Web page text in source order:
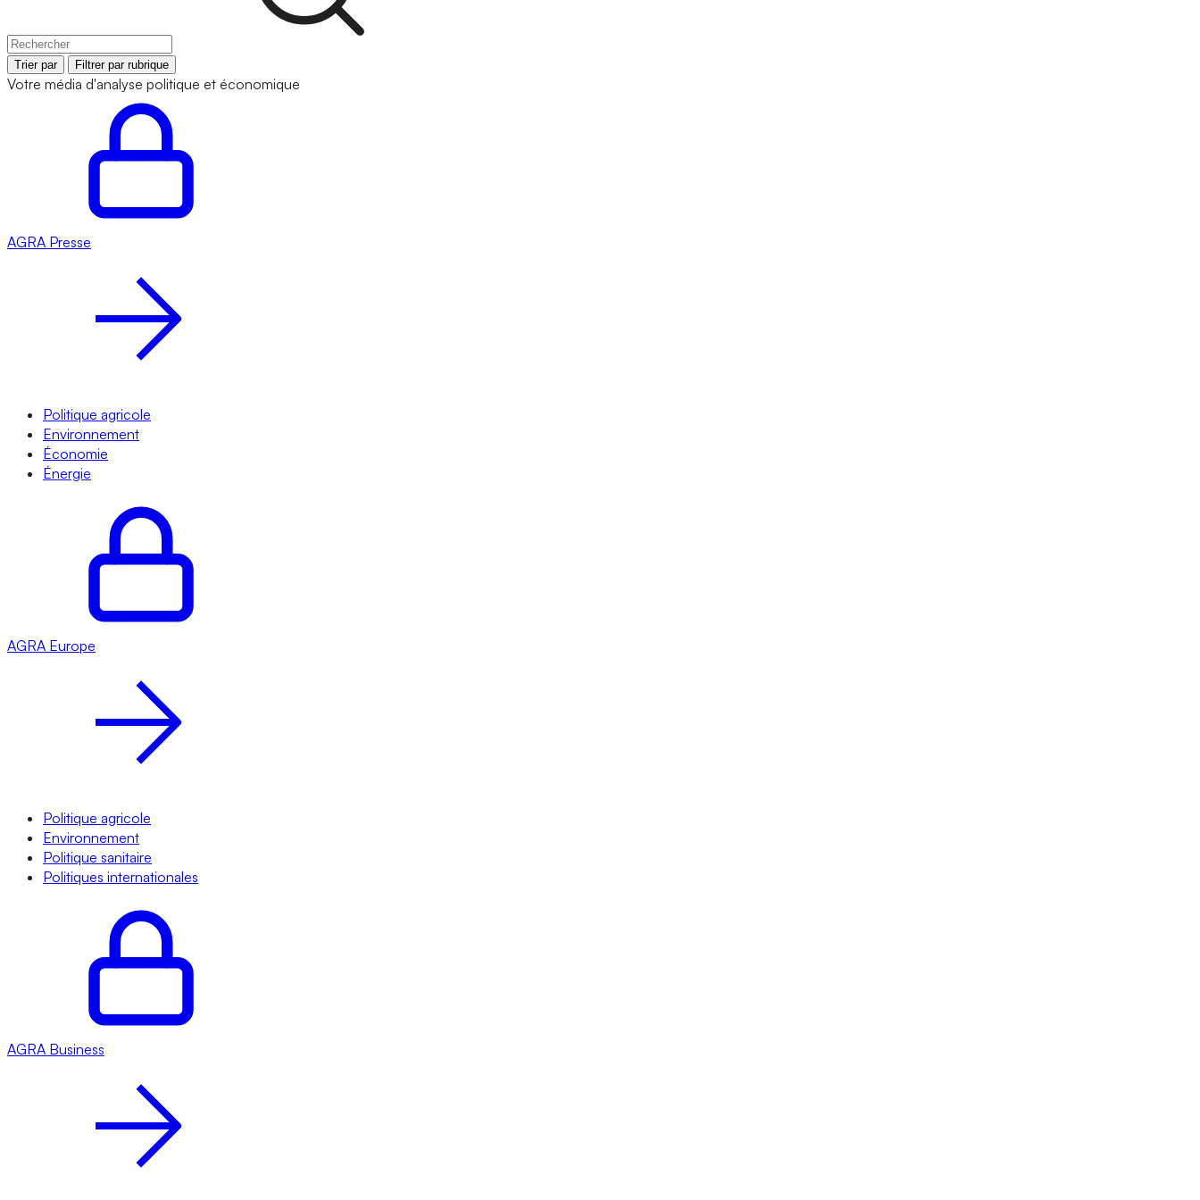
Trier par Filtrer par rubrique
Votre média d'analyse politique et économique
AGRA Presse
Politique agricole
Environnement
Économie
Énergie
AGRA Europe
Politique agricole
Environnement
Politique sanitaire
Politiques internationales
AGRA Business